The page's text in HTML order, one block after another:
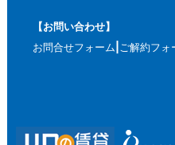
【お問い合わせ】
お問合せフォーム ご解約フォ